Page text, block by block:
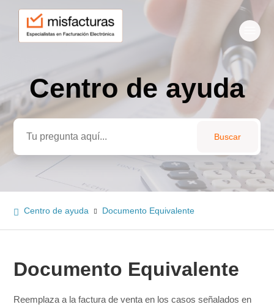
Búsqueda
Centro de ayuda
Centro de ayuda Documento Equivalente
Documento Equivalente
Reemplaza a la factura de venta en los casos señalados en